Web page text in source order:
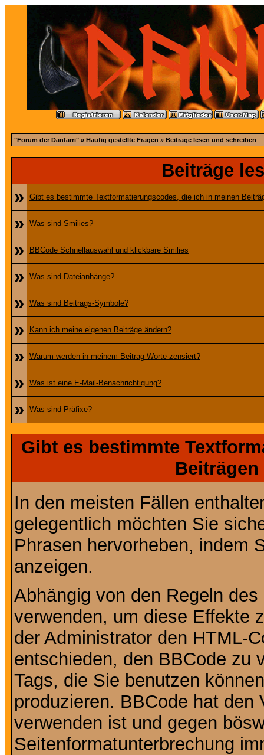
"Forum der Danfarri" » Häufig gestellte Fragen » Beiträge lesen und schreiben
Beiträge
»
Gibt es bestimmte Textformatierungscodes, die ich in meinen
» Was sind Smilies?
» BBCode Schnellauswahl und klickbare Smilies
» Was sind Dateianhänge?
» Was sind Beitrags-Symbole?
» Kann ich meine eigenen Beiträge ändern?
» Warum werden in meinem Beitrag Worte zensiert?
» Was ist eine E-Mail-Benachrichtigung?
» Was sind Präfixe?
Gibt es bestimmte
In den meisten Fällen
gelegentlich möchten Sie
Phrasen hervorheben, indem
anzeigen.
Abhängig von den Regeln
verwenden, um diese Effekte
der Administrator den HTML-
entschieden, den BBCode zu
Tags, die Sie benutzen
produzieren. BBCode hat
verwenden ist und gegen
Seitenformatunterbrechung